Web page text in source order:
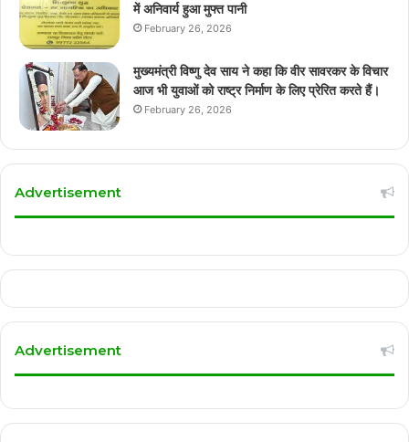
में अनिवार्य हुआ मुफ्त पानी
February 26, 2026
मुख्यमंत्री विष्णु देव साय ने कहा कि वीर सावरकर के विचार
आज भी युवाओं को राष्ट्र निर्माण के लिए प्रेरित करते हैं।
February 26, 2026
Advertisement
Advertisement